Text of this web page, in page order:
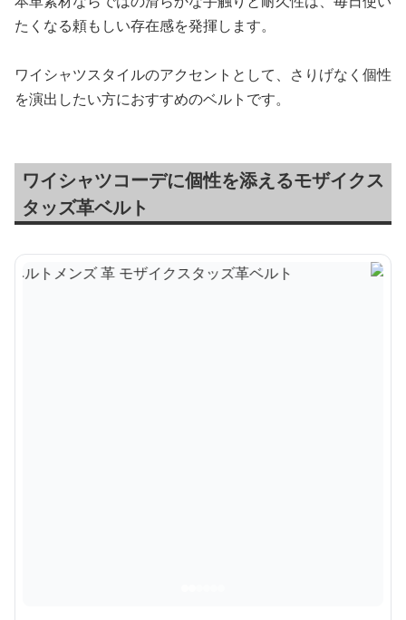
たくなる頼もしい存在感を発揮します。
ワイシャツスタイルのアクセントとして、さりげなく個性
を演出したい方におすすめのベルトです。
ワイシャツコーデに個性を添えるモザイクス
タッズ革ベルト